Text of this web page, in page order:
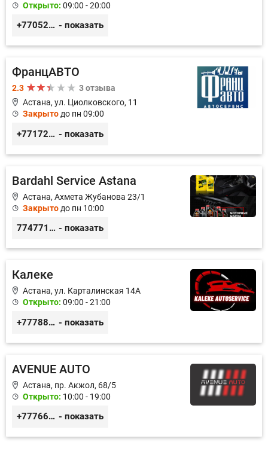
Открыто: 09:00 - 20:00
+77052327760 - показать
ФранцАВТО
2.3
3 отзыва
Астана, ул. Циолковского, 11
Закрыто до пн 09:00
+77172541601 - показать
Bardahl Service Astana
Астана, Ахмета Жубанова 23/1
Закрыто до пн 10:00
77477104703 - показать
Калеке
Астана, ул. Карталинская 14А
Открыто: 09:00 - 21:00
+77788424140 - показать
AVENUE AUTO
Астана, пр. Акжол, 68/5
Открыто: 10:00 - 19:00
+77766857788 - показать